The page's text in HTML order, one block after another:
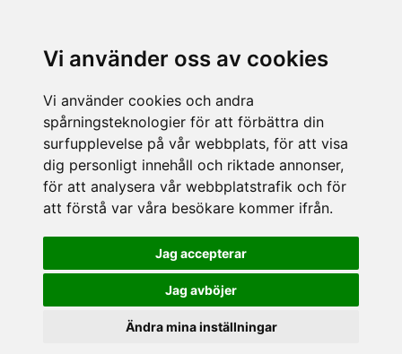
Vi använder oss av cookies
Vi använder cookies och andra
spårningsteknologier för att förbättra din
surfupplevelse på vår webbplats, för att visa
dig personligt innehåll och riktade annonser,
för att analysera vår webbplatstrafik och för
att förstå var våra besökare kommer ifrån.
Jag accepterar
Jag avböjer
Ändra mina inställningar